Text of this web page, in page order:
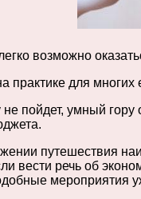
возможно
практике для
пойдет, умный гору
путешествия
вести речь об
мероприятия